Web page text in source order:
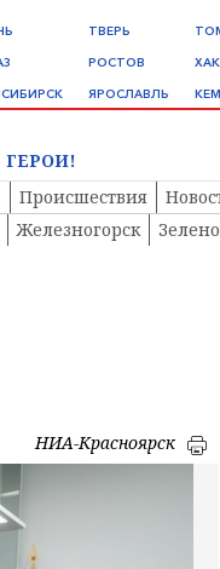
ТВЕРЬ
РОСТОВ
ЯРОСЛАВЛЬ
ГЕРОИ!
Происшествия
Железногорск
НИА-Красноярск